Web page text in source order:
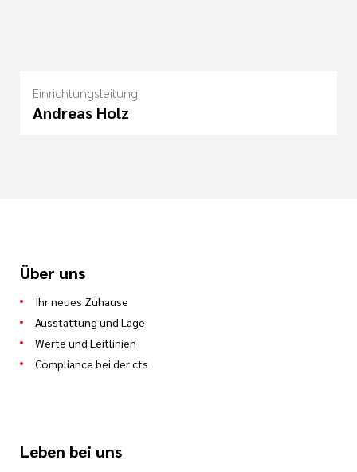
Einrichtungsleitung
Andreas Holz
Über uns
Ihr neues Zuhause
Ausstattung und Lage
Werte und Leitlinien
Compliance bei der cts
Leben bei uns